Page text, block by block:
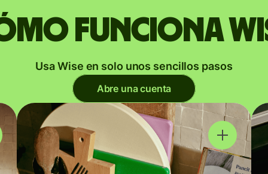
funciona
Usa Wise en solo unos sencillos pasos
Abre una cuenta